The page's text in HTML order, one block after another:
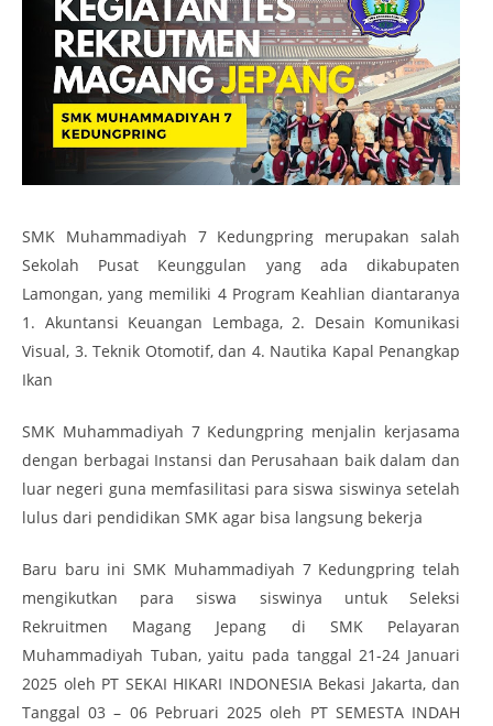
SMK Muhammadiyah 7 Kedungpring merupakan salah
Sekolah Pusat Keunggulan yang ada dikabupaten
Lamongan, yang memiliki 4 Program Keahlian diantaranya
1. Akuntansi Keuangan Lembaga, 2. Desain Komunikasi
Visual, 3. Teknik Otomotif, dan 4. Nautika Kapal Penangkap
Ikan
SMK Muhammadiyah 7 Kedungpring menjalin kerjasama
dengan berbagai Instansi dan Perusahaan baik dalam dan
luar negeri guna memfasilitasi para siswa siswinya setelah
lulus dari pendidikan SMK agar bisa langsung bekerja
Baru baru ini SMK Muhammadiyah 7 Kedungpring telah
mengikutkan para siswa siswinya untuk Seleksi
Rekruitmen Magang Jepang di SMK Pelayaran
Muhammadiyah Tuban, yaitu pada tanggal 21-24 Januari
2025 oleh PT SEKAI HIKARI INDONESIA Bekasi Jakarta, dan
Tanggal 03 – 06 Pebruari 2025 oleh PT SEMESTA INDAH